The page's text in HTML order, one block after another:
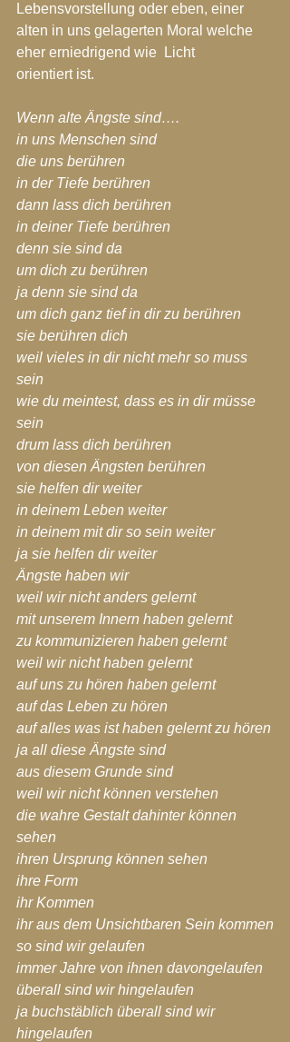
Lebensvorstellung oder eben, einer
alten in uns gelagerten Moral welche
eher erniedrigend wie  Licht
orientiert ist.
Wenn alte Ängste sind….
in uns Menschen sind
die uns berühren
in der Tiefe berühren
dann lass dich berühren
in deiner Tiefe berühren
denn sie sind da
um dich zu berühren
ja denn sie sind da
um dich ganz tief in dir zu berühren
sie berühren dich
weil vieles in dir nicht mehr so muss
sein
wie du meintest, dass es in dir müsse
sein
drum lass dich berühren
von diesen Ängsten berühren
sie helfen dir weiter
in deinem Leben weiter
in deinem mit dir so sein weiter
ja sie helfen dir weiter
Ängste haben wir
weil wir nicht anders gelernt
mit unserem Innern haben gelernt
zu kommunizieren haben gelernt
weil wir nicht haben gelernt
auf uns zu hören haben gelernt
auf das Leben zu hören
auf alles was ist haben gelernt zu hören
ja all diese Ängste sind
aus diesem Grunde sind
weil wir nicht können verstehen
die wahre Gestalt dahinter können
sehen
ihren Ursprung können sehen
ihre Form
ihr Kommen
ihr aus dem Unsichtbaren Sein kommen
so sind wir gelaufen
immer Jahre von ihnen davongelaufen
überall sind wir hingelaufen
ja buchstäblich überall sind wir
hingelaufen